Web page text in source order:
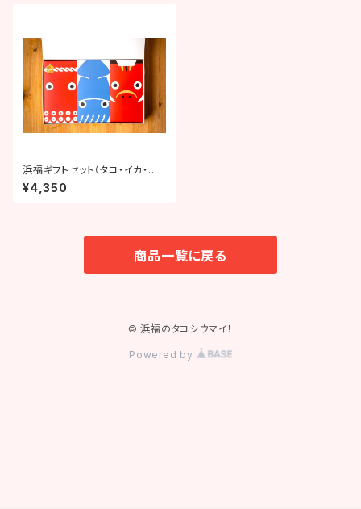
浜福ギフトセット（タコ・イカ・赤
べこ）
¥4,350
商品一覧に戻る
© 浜福のタコシウマイ！
Powered by